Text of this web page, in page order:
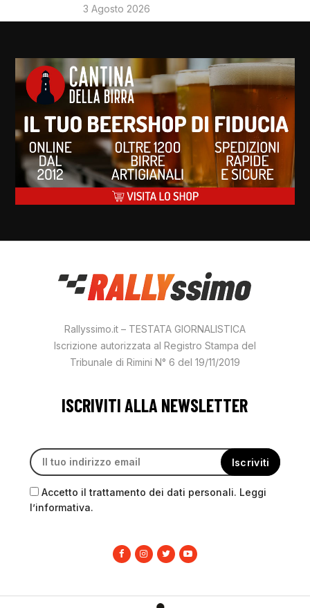
3 Agosto 2026
Rallyssimo.it – TESTATA GIORNALISTICA
Iscrizione autorizzata al Registro Stampa del
Tribunale di Rimini N° 6 del 19/11/2019
ISCRIVITI ALLA NEWSLETTER
Accetto il trattamento dei dati personali. Leggi
l’informativa.